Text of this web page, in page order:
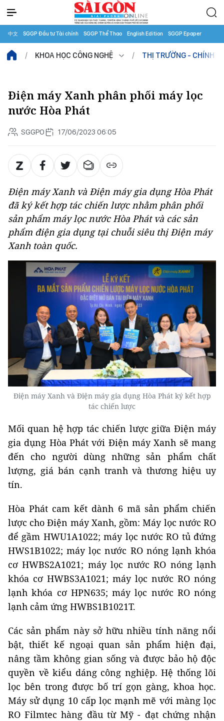
中文 SGGP Đầu tư Tài chính SGGP Thể Thao English Edition SGGP Epaper
KHOA HỌC CÔNG NGHỆ THỊ TRƯỜNG - CHÍNH
Điện máy Xanh phân phối máy lọc
nước Hòa Phát
SGGPO 17/06/2023 06:05
Điện máy Xanh và Điện máy gia dụng Hòa Phát
đã ký kết hợp tác chiến lược nhằm phân phối
sản phẩm máy lọc nước Hòa Phát và các sản
phẩm điện gia dụng tại chuỗi siêu thị Điện máy
Xanh toàn quốc.
Điện máy Xanh và Điện máy gia dụng Hòa Phát ký kết hợp
tác chiến lược
Mối quan hệ hợp tác chiến lược giữa Điện máy
gia dụng Hòa Phát với Điện máy Xanh sẽ mang
đến cho người dùng những sản phẩm chất
lượng, giá bán cạnh tranh và thương hiệu uy
tín.
Hòa Phát cam kết dành 6 mã sản phẩm chiến
lược cho Điện máy Xanh, gồm: Máy lọc nước RO
để gầm HWU1A1022; máy lọc nước RO tủ đứng
HWS1B1022; máy lọc nước RO nóng lạnh khóa
cơ HWBS2A1021; máy lọc nước RO nóng lạnh
khóa cơ HWBS3A1021; máy lọc nước RO nóng
lạnh khóa cơ HPN635; máy lọc nước RO nóng
lạnh cảm ứng HWBS1B1021T.
Các sản phẩm này sở hữu nhiều tính năng nổi
bật, thiết kế ngoại quan sản phẩm hiện đại,
nâng tầm không gian sống và được bảo hộ độc
quyền về kiểu dáng công nghiệp. Hệ thống lõi
lọc bên trong được bố trí gọn gàng, khoa học.
Máy sử dụng 10 cấp lọc mạnh mẽ với màng lọc
RO Filmtec hàng đầu từ Mỹ - đạt chứng nhận